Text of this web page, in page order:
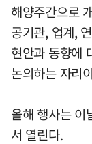
해양주간으로
공기관, 업계,
현안과 동향에
논의하는 자리
올해 행사는 이
서 열린다.